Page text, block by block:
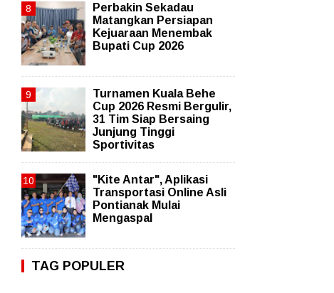
Perbakin Sekadau
Matangkan Persiapan
Kejuaraan Menembak
Bupati Cup 2026
Turnamen Kuala Behe
Cup 2026 Resmi Bergulir,
31 Tim Siap Bersaing
Junjung Tinggi
Sportivitas
"Kite Antar", Aplikasi
Transportasi Online Asli
Pontianak Mulai
Mengaspal
TAG POPULER